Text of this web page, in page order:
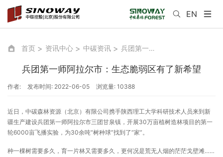
EN
首页 资讯中心 中碳资讯 兵团第一师阿拉尔市：生态脆弱区有了新希望
兵团第一师阿拉尔市：生态脆弱区有了新希望
作者: 发布时间: 2022-06-05 浏览量: 10388
近日，中碳森林资源（北京）有限公司携手陕西理工大学科研技术人员来到新
疆生产建设兵团第一师阿拉尔市三团甘泉镇，开展30万亩植树造林项目的第一
轮6000亩飞播实验，为30余吨“树种球”找到了“家”。
种一棵树需要多久，育一片林又需要多久，更何况是荒无人烟的茫茫戈壁滩……